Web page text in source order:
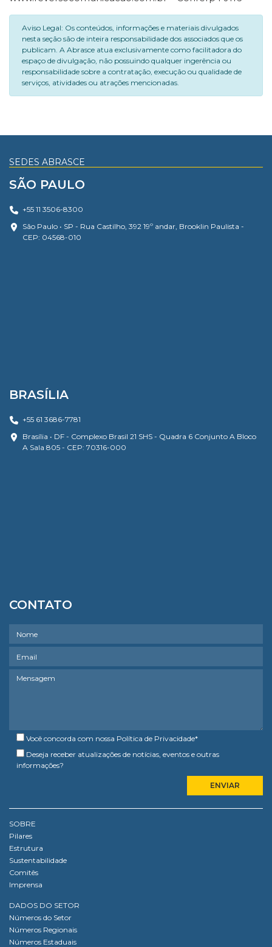
Aviso Legal: Os conteúdos, informações e materiais divulgados
nesta seção são de inteira responsabilidade dos associados que os
publicam. A Abrasce atua exclusivamente como facilitadora do
espaço de divulgação, não possuindo qualquer ingerência ou
responsabilidade sobre a contratação, execução ou qualidade de
serviços, atividades ou atrações mencionadas.
SEDES ABRASCE
SÃO PAULO
+55 11 3506-8300
São Paulo • SP - Rua Castilho, 392 19º andar, Brooklin Paulista -
CEP: 04568-010
BRASÍLIA
+55 61 3686-7781
Brasília • DF - Complexo Brasil 21 SHS - Quadra 6 Conjunto A Bloco
A Sala 805 - CEP: 70316-000
CONTATO
Você concorda com nossa Política de Privacidade*
Deseja receber atualizações de notícias, eventos e outras
informações?
SOBRE
Pilares
Estrutura
Sustentabilidade
Comitês
Imprensa
DADOS DO SETOR
Números do Setor
Números Regionais
Números Estaduais